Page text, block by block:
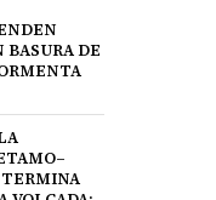
BASURA DE